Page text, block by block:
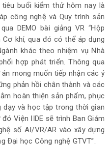
buổi kiểm thử hôm nay là
công nghệ và Quy trình sản
DEMO bài giảng VR “Hộp
khí, qua đó có thể áp dụng
khác theo nhiệm vụ Nhà
hợp phát triển. Thông qua
mong muốn tiếp nhận các ý
phản hồi chân thành và các
hoàn thiện sản phẩm, phục
và học tập trong thời gian
Viện IIDE sẽ trình Ban Giám
số AI/VR/AR vào xây dựng
Đại học Công nghệ GTVT”.